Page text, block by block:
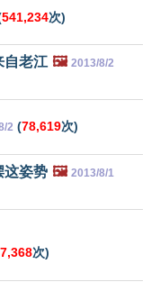
541,234次)
自老江 🖼️ 2013/8/2
2 (78,619次)
这姿势 🖼️ 2013/8/1
次)